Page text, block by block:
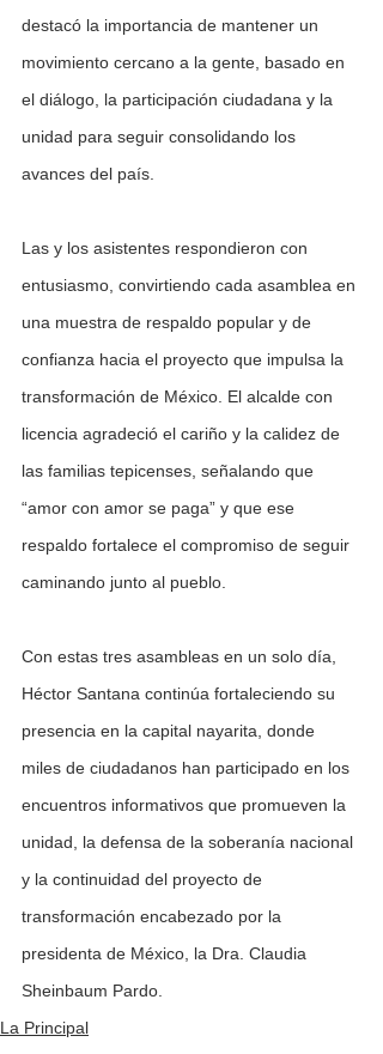
destacó la importancia de mantener un
movimiento cercano a la gente, basado en
el diálogo, la participación ciudadana y la
unidad para seguir consolidando los
avances del país.
Las y los asistentes respondieron con
entusiasmo, convirtiendo cada asamblea en
una muestra de respaldo popular y de
confianza hacia el proyecto que impulsa la
transformación de México. El alcalde con
licencia agradeció el cariño y la calidez de
las familias tepicenses, señalando que
“amor con amor se paga” y que ese
respaldo fortalece el compromiso de seguir
caminando junto al pueblo.
Con estas tres asambleas en un solo día,
Héctor Santana continúa fortaleciendo su
presencia en la capital nayarita, donde
miles de ciudadanos han participado en los
encuentros informativos que promueven la
unidad, la defensa de la soberanía nacional
y la continuidad del proyecto de
transformación encabezado por la
presidenta de México, la Dra. Claudia
Sheinbaum Pardo.
La Principal